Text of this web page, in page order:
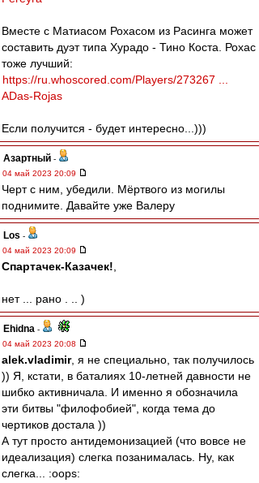
Вместе с Матиасом Рохасом из Расинга может
составить дуэт типа Хурадо - Тино Коста. Рохас
тоже лучший:
https://ru.whoscored.com/Players/273267 ...
ADas-Rojas
Если получится - будет интересно...)))
Азартный -
04 май 2023 20:09
Черт с ним, убедили. Мёртвого из могилы
поднимите. Давайте уже Валеру
Los -
04 май 2023 20:09
Спартачек-Казачек!
нет ... рано . .. )
Ehidna -
04 май 2023 20:08
alek.vladimir, я не специально, так получилось
)) Я, кстати, в баталиях 10-летней давности не
шибко активничала. И именно я обозначила
эти битвы "филофобией", когда тема до
чертиков достала ))
А тут просто антидемонизацией (что вовсе не
идеализация) слегка позанималась. Ну, как
слегка... :oops: